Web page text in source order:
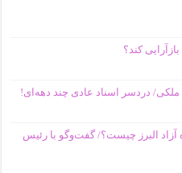
کند؟
دردسر اسناد عادی چند‌ دهه‌ای!
آزاد البرز چیست؟/ گفت‌وگو با رئیس